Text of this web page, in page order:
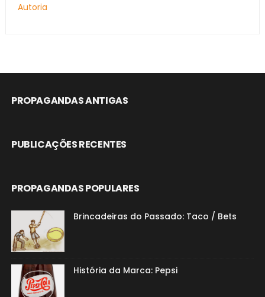
Autoria
PROPAGANDAS ANTIGAS
PUBLICAÇÕES RECENTES
PROPAGANDAS POPULARES
Brincadeiras do Passado: Taco / Bets
História da Marca: Pepsi